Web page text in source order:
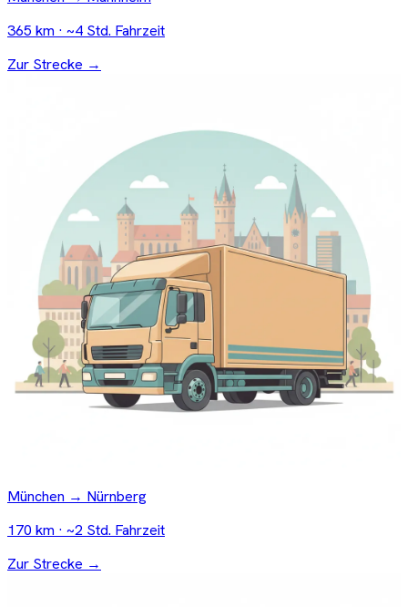
365 km · ~4 Std. Fahrzeit
Zur Strecke →
München → Nürnberg
170 km · ~2 Std. Fahrzeit
Zur Strecke →